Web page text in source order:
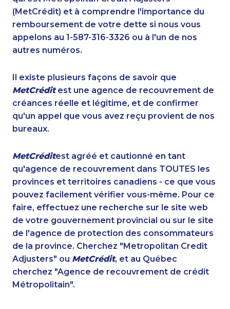
(MetCrédit) et à comprendre l'importance du
remboursement de votre dette si nous vous
appelons au 1-587-316-3326 ou à l'un de nos
autres numéros.
Il existe plusieurs façons de savoir que
MetCréditest une agence de recouvrement de
créances réelle et légitime, et de confirmer
qu'un appel que vous avez reçu provient de nos
bureaux.
MetCréditest agréé et cautionné en tant
qu'agence de recouvrement dans TOUTES les
provinces et territoires canadiens - ce que vous
pouvez facilement vérifier vous-même. Pour ce
faire, effectuez une recherche sur le site web
de votre gouvernement provincial ou sur le site
de l'agence de protection des consommateurs
de la province. Cherchez "Metropolitan Credit
Adjusters" ou MetCrédit, et au Québec
cherchez "Agence de recouvrement de crédit
Métropolitain".